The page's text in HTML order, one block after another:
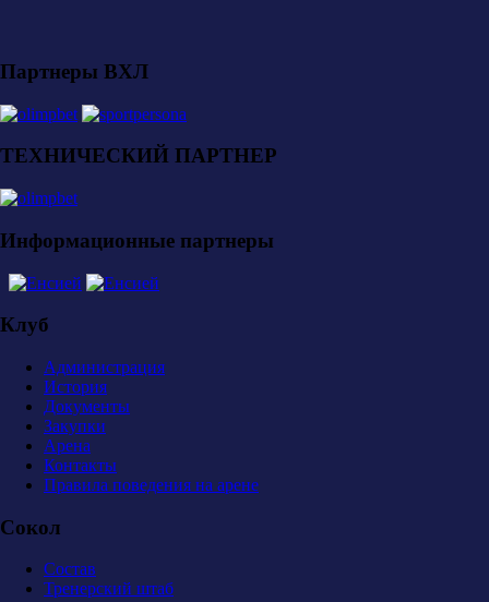
Партнеры ВХЛ
ТЕХНИЧЕСКИЙ ПАРТНЕР
Информационные партнеры
Клуб
Администрация
История
Документы
Закупки
Арена
Контакты
Правила поведения на арене
Сокол
Состав
Тренерский штаб